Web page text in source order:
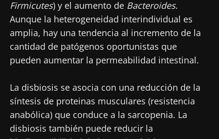
Firmicutes) y el aumento de Bacteroides.
Aunque la heterogeneidad interindividual es
amplia, hay una tendencia al incremento de la
cantidad de patógenos oportunistas que
pueden aumentar la permeabilidad intestinal.
La disbiosis se asocia con una reducción de la
síntesis de proteinas musculares (resistencia
anabólica) que conduce a la sarcopenia. La
disbiosis también puede reducir la